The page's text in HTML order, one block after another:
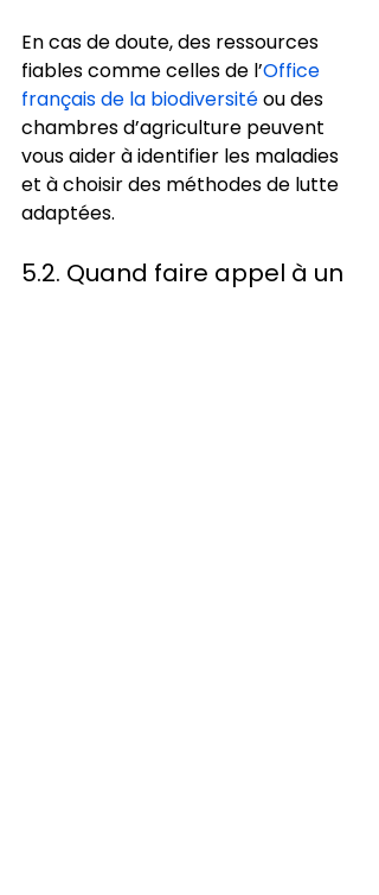
En cas de doute, des ressources
fiables comme celles de l’Office
français de la biodiversité ou des
chambres d’agriculture peuvent
vous aider à identifier les maladies
et à choisir des méthodes de lutte
adaptées.
5.2. Quand faire appel à un